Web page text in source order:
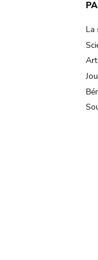
La